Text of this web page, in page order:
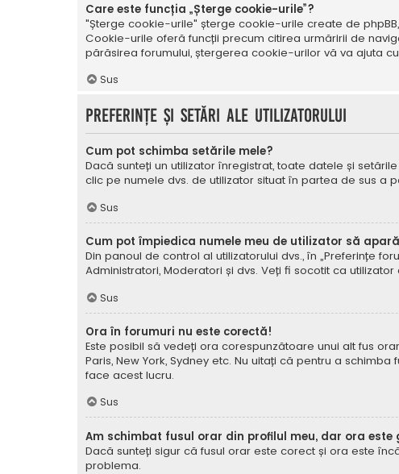
Care este funcția „Șterge cookie-urile”?
"Șterge cookie-urile" șterge cookie-urile create de
Cookie-urile oferă funcții precum citirea urmăririi de
părăsirea forumului, ștergerea cookie-urilor vă va ajuta
Sus
Preferințe și setări ale utilizatorului
Cum pot schimba setările mele?
Dacă sunteți un utilizator înregistrat, toate datele și
clic pe numele dvs. de utilizator situat în partea de sus a
Sus
Cum pot împiedica numele meu de utilizator să
Din panoul de control al utilizatorului dvs., în „Preferințe
Administratori, Moderatori și dvs. Veți fi socotit ca utilizator
Sus
Ora în forumuri nu este corectă!
Este posibil să vedeți ora corespunzătoare unui alt fus
Paris, New York, Sydney etc. Nu uitați că pentru a
face acest lucru.
Sus
Am schimbat fusul orar din profilul meu, dar ora este
Dacă sunteți sigur că fusul orar este corect și ora este
problema.